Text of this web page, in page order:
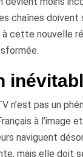
chaînes
cette nouvelle
n’est pas un
à l’image
naviguent
mais elle doit